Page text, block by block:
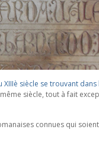
siècle se trouvant dans
siècle, tout à fait
connues qui